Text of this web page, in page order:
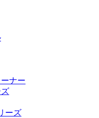
ナー
ーズ